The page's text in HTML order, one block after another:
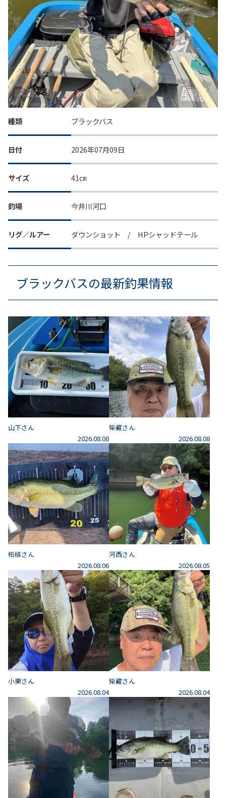
種類 ブラックバス
日付 2026年07月09日
サイズ 41㎝
釣場 今井川河口
リグ／ルアー ダウンショット / HPシャッドテール
ブラックバスの最新釣果情報
山下さん
2026.08.08
柴藏さん
2026.08.08
柘植さん
2026.08.06
河西さん
2026.08.05
小栗さん
2026.08.04
柴藏さん
2026.08.04